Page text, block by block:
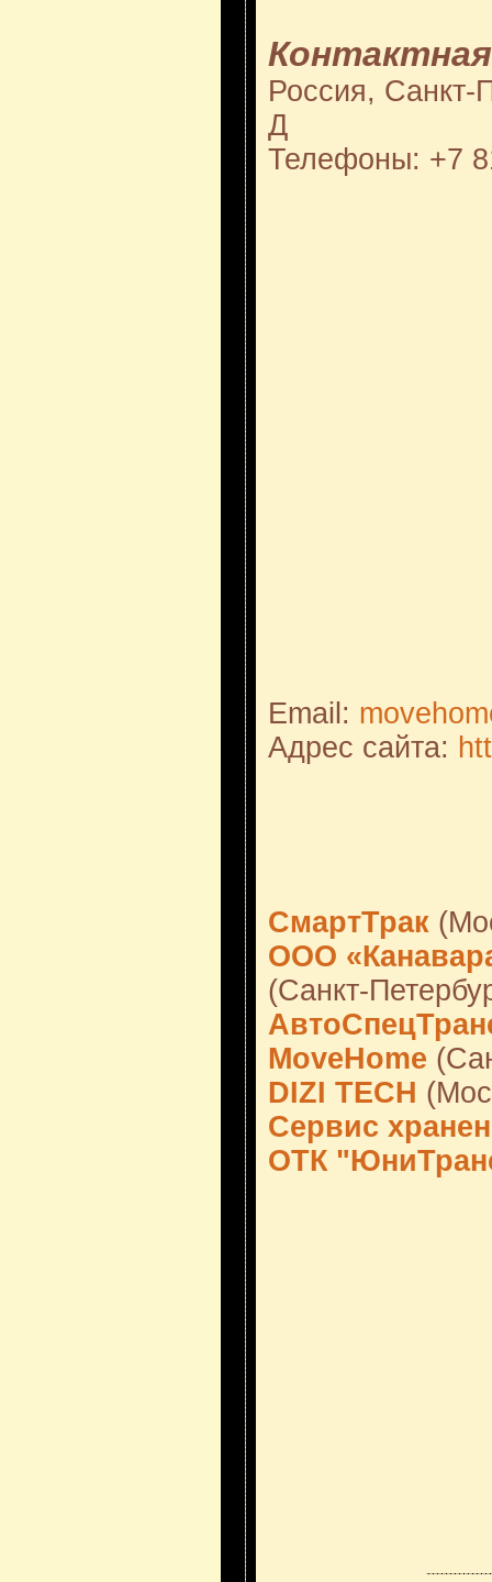
Россия, Санкт-
Д
Телефоны: +7
Email:
Адрес сайта:
СмартТрак
ООО
(Санкт-
MoveHome
DIZI TECH
Сервис
ОТК